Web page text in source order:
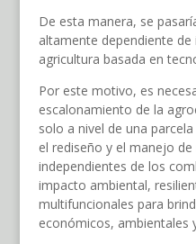
De esta manera, se
altamente dependiente
agricultura basada en
Por este motivo, es
escalonamiento de la
solo a nivel de una
el rediseño y el manejo
independientes de los
impacto ambiental,
multifuncionales para
económicos, ambientales